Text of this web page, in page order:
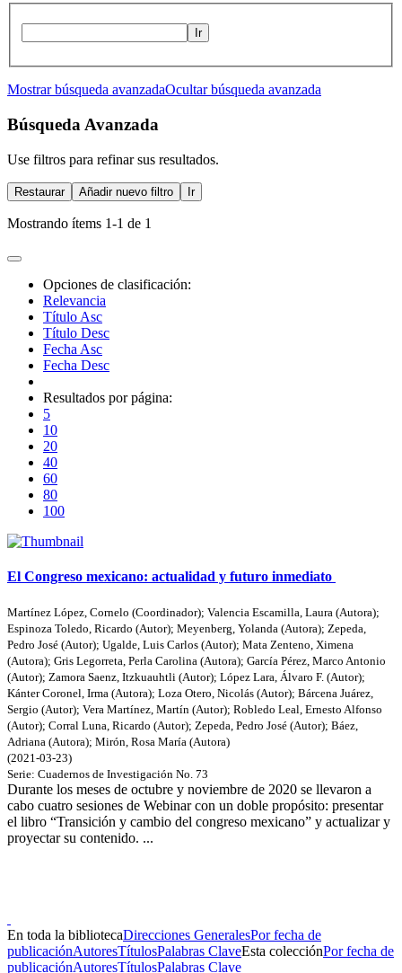
Ir
Mostrar búsqueda avanzadaOcultar búsqueda avanzada
Búsqueda Avanzada
Use filtros para refinar sus resultados.
Restaurar Añadir nuevo filtro Ir
Mostrando ítems 1-1 de 1
Opciones de clasificación:
Relevancia
Título Asc
Título Desc
Fecha Asc
Fecha Desc
Resultados por página:
5
10
20
40
60
80
100
El Congreso mexicano: actualidad y futuro inmediato
Martínez López, Cornelo (Coordinador); Valencia Escamilla, Laura (Autora);
Espinoza Toledo, Ricardo (Autor); Meyenberg, Yolanda (Autora); Zepeda,
Pedro José (Autor); Ugalde, Luis Carlos (Autor); Mata Zenteno, Ximena
(Autora); Gris Legorreta, Perla Carolina (Autora); García Pérez, Marco Antonio
(Autor); Zamora Saenz, Itzkuauhtli (Autor); López Lara, Álvaro F. (Autor);
Kánter Coronel, Irma (Autora); Loza Otero, Nicolás (Autor); Bárcena Juárez,
Sergio (Autor); Vera Martínez, Martín (Autor); Robledo Leal, Ernesto Alfonso
(Autor); Corral Luna, Ricardo (Autor); Zepeda, Pedro José (Autor); Báez,
Adriana (Autora); Mirón, Rosa María (Autora)
(2021-03-23)
Serie: Cuadernos de Investigación No. 73
Durante los meses de octubre y noviembre de 2020 se llevaron a
cabo cuatro sesiones de Webinar con un doble propósito: presentar
el libro “Transición y cambio del congreso mexicano” y actualizar y
proyectar su contenido. ...
En toda la bibliotecaDirecciones GeneralesPor fecha de
publicaciónAutoresTítulosPalabras ClaveEsta colecciónPor fecha de
publicaciónAutoresTítulosPalabras Clave